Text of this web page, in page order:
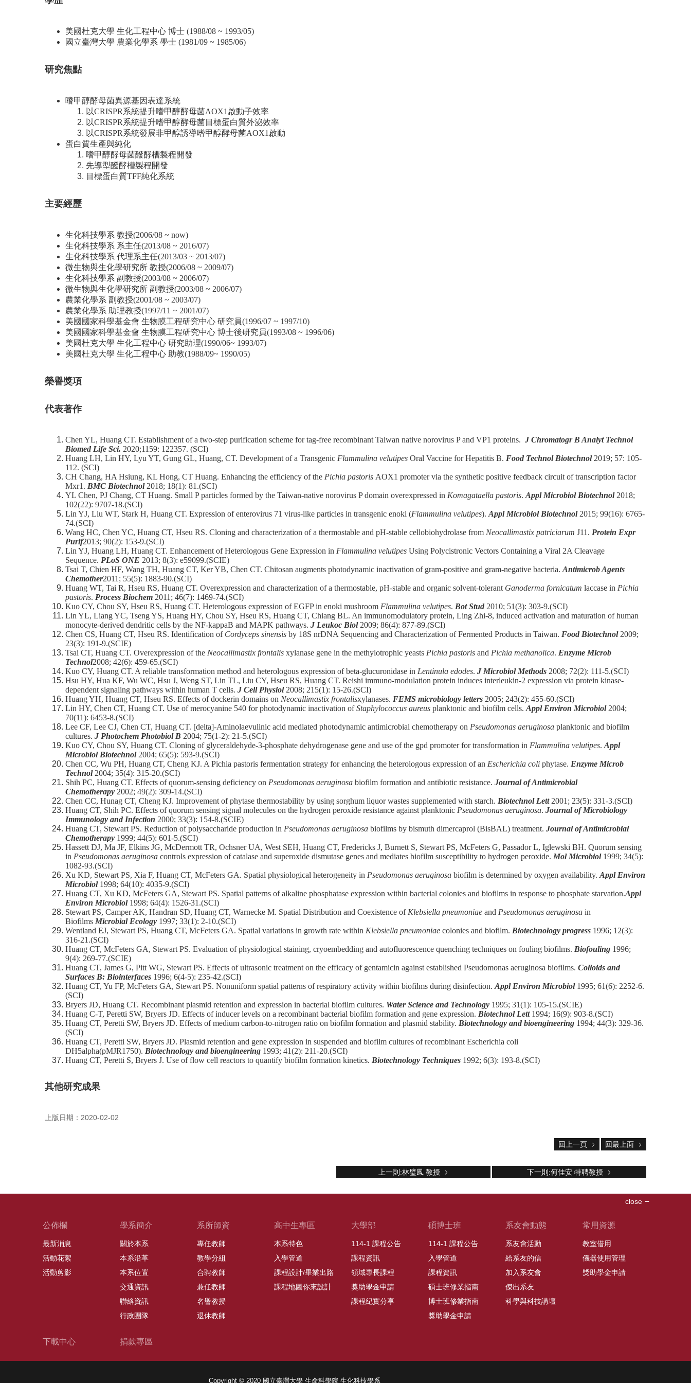
美國杜克大學 生化工程中心 博士 (1988/08 ~ 1993/05)
國立臺灣大學 農業化學系 學士 (1981/09 ~ 1985/06)
研究焦點
嗜甲醇酵母菌異源基因表達系統
以CRISPR系統提升嗜甲醇酵母菌AOX1啟動子效率
以CRISPR系統提升嗜甲醇酵母菌目標蛋白質外泌效率
以CRISPR系統發展非甲醇誘導嗜甲醇酵母菌AOX1啟動
蛋白質生產與純化
嗜甲醇酵母菌醱酵槽製程開發
先導型醱酵槽製程開發
目標蛋白質TFF純化系統
主要經歷
生化科技學系 教授(2006/08 ~ now)
生化科技學系 系主任(2013/08 ~ 2016/07)
生化科技學系 代理系主任(2013/03 ~ 2013/07)
微生物與生化學研究所 教授(2006/08 ~ 2009/07)
生化科技學系 副教授(2003/08 ~ 2006/07)
微生物與生化學研究所 副教授(2003/08 ~ 2006/07)
農業化學系 副教授(2001/08 ~ 2003/07)
農業化學系 助理教授(1997/11 ~ 2001/07)
美國國家科學基金會 生物膜工程研究中心 研究員(1996/07 ~ 1997/10)
美國國家科學基金會 生物膜工程研究中心 博士後研究員(1993/08 ~ 1996/06)
美國杜克大學 生化工程中心 研究助理(1990/06~ 1993/07)
美國杜克大學 生化工程中心 助教(1988/09~ 1990/05)
榮譽獎項
代表著作
Chen YL, Huang CT. Establishment of a two-step purification scheme for tag-free recombinant Taiwan native norovirus P and VP1 proteins. J Chromatogr B Analyt Technol
Biomed Life Sci. 2020;1159: 122357. (SCI)
Huang LH, Lin HY, Lyu YT, Gung GL, Huang, CT. Development of a Transgenic Flammulina velutipes Oral Vaccine for Hepatitis B. Food Technol Biotechnol 2019; 57: 105-
112. (SCI)
CH Chang, HA Hsiung, KL Hong, CT Huang. Enhancing the efficiency of the Pichia pastoris AOX1 promoter via the synthetic positive feedback circuit of transcription factor
Mxr1. BMC Biotechnol2018; 18(1): 81.(SCI)
YL Chen, PJ Chang, CT Huang. Small P particles formed by the Taiwan-native norovirus P domain overexpressed in Komagataella pastoris. Appl Microbiol Biotechnol2018;
102(22): 9707-18.(SCI)
Lin YJ, Liu WT, Stark H, Huang CT. Expression of enterovirus 71 virus-like particles in transgenic enoki (Flammulina velutipes). Appl Microbiol Biotechnol2015; 99(16): 6765-
74.(SCI)
Wang HC, Chen YC, Huang CT, Hseu RS. Cloning and characterization of a thermostable and pH-stable cellobiohydrolase from Neocallimastix patriciarum J11. Protein Expr
Purif2013; 90(2): 153-9.(SCI)
Lin YJ, Huang LH, Huang CT. Enhancement of Heterologous Gene Expression in Flammulina velutipes Using Polycistronic Vectors Containing a Viral 2A Cleavage
Sequence. PLoS ONE 2013; 8(3): e59099.(SCIE)
Tsai T, Chien HF, Wang TH, Huang CT, Ker YB, Chen CT. Chitosan augments photodynamic inactivation of gram-positive and gram-negative bacteria. Antimicrob Agents
Chemother2011; 55(5): 1883-90.(SCI)
Huang WT, Tai R, Hseu RS, Huang CT. Overexpression and characterization of a thermostable, pH-stable and organic solvent-tolerant Ganoderma fornicatum laccase in Pichia
pastoris. Process Biochem 2011; 46(7): 1469-74.(SCI)
Kuo CY, Chou SY, Hseu RS, Huang CT. Heterologous expression of EGFP in enoki mushroom Flammulina velutipes. Bot Stud 2010; 51(3): 303-9.(SCI)
Lin YL, Liang YC, Tseng YS, Huang HY, Chou SY, Hseu RS, Huang CT, Chiang BL. An immunomodulatory protein, Ling Zhi-8, induced activation and maturation of human
monocyte-derived dendritic cells by the NF-kappaB and MAPK pathways. J Leukoc Biol2009; 86(4): 877-89.(SCI)
Chen CS, Huang CT, Hseu RS. Identification of Cordyceps sinensis by 18S nrDNA Sequencing and Characterization of Fermented Products in Taiwan. Food Biotechnol2009;
23(3): 191-9.(SCIE)
Tsai CT, Huang CT. Overexpression of the Neocallimastix frontalis xylanase gene in the methylotrophic yeasts Pichia pastoris and Pichia methanolica. Enzyme Microb
Technol2008; 42(6): 459-65.(SCI)
Kuo CY, Huang CT. A reliable transformation method and heterologous expression of beta-glucuronidase in Lentinula edodes. J Microbiol Methods 2008; 72(2): 111-5.(SCI)
Hsu HY, Hua KF, Wu WC, Hsu J, Weng ST, Lin TL, Liu CY, Hseu RS, Huang CT. Reishi immuno-modulation protein induces interleukin-2 expression via protein kinase-
dependent signaling pathways within human T cells. J Cell Physiol2008; 215(1): 15-26.(SCI)
Huang YH, Huang CT, Hseu RS. Effects of dockerin domains on Neocallimastix frontalisxylanases. FEMS microbiology letters 2005; 243(2): 455-60.(SCI)
Lin HY, Chen CT, Huang CT. Use of merocyanine 540 for photodynamic inactivation ofStaphylococcus aureus planktonic and biofilm cells. Appl Environ Microbiol2004;
70(11): 6453-8.(SCI)
Lee CF, Lee CJ, Chen CT, Huang CT. [delta]-Aminolaevulinic acid mediated photodynamic antimicrobial chemotherapy on Pseudomonas aeruginosa planktonic and biofilm
cultures. J Photochem Photobiol B 2004; 75(1-2): 21-5.(SCI)
Kuo CY, Chou SY, Huang CT. Cloning of glyceraldehyde-3-phosphate dehydrogenase gene and use of the gpd promoter for transformation in Flammulina velutipes. Appl
Microbiol Biotechnol2004; 65(5): 593-9.(SCI)
Chen CC, Wu PH, Huang CT, Cheng KJ. A Pichia pastoris fermentation strategy for enhancing the heterologous expression of an Escherichia coli phytase. Enzyme Microb
Technol2004; 35(4): 315-20.(SCI)
Shih PC, Huang CT. Effects of quorum-sensing deficiency on Pseudomonas aeruginosa biofilm formation and antibiotic resistance. Journal of Antimicrobial
Chemotherapy 2002; 49(2): 309-14.(SCI)
Chen CC, Hunag CT, Cheng KJ. Improvement of phytase thermostability by using sorghum liquor wastes supplemented with starch. Biotechnol Lett2001; 23(5): 331-3.(SCI)
Huang CT, Shih PC. Effects of quorum sensing signal molecules on the hydrogen peroxide resistance against planktonic Pseudomonas aeruginosa. Journal of Microbiology
Immunology and Infection 2000; 33(3): 154-8.(SCIE)
Huang CT, Stewart PS. Reduction of polysaccharide production in Pseudomonas aeruginosa biofilms by bismuth dimercaprol (BisBAL) treatment. Journal of Antimicrobial
Chemotherapy 1999; 44(5): 601-5.(SCI)
Hassett DJ, Ma JF, Elkins JG, McDermott TR, Ochsner UA, West SEH, Huang CT, Fredericks J, Burnett S, Stewart PS, McFeters G, Passador L, Iglewski BH. Quorum sensing
in Pseudomonas aeruginosa controls expression of catalase and superoxide dismutase genes and mediates biofilm susceptibility to hydrogen peroxide. Mol Microbiol1999; 34(5):
1082-93.(SCI)
Xu KD, Stewart PS, Xia F, Huang CT, McFeters GA. Spatial physiological heterogeneity in Pseudomonas aeruginosa biofilm is determined by oxygen availability. Appl Environ
Microbiol1998; 64(10): 4035-9.(SCI)
Huang CT, Xu KD, McFeters GA, Stewart PS. Spatial patterns of alkaline phosphatase expression within bacterial colonies and biofilms in response to phosphate starvation.Appl
Environ Microbiol1998; 64(4): 1526-31.(SCI)
Stewart PS, Camper AK, Handran SD, Huang CT, Warnecke M. Spatial Distribution and Coexistence of Klebsiella pneumoniae and Pseudomonas aeruginosa in
Biofilms Microbial Ecology 1997; 33(1): 2-10.(SCI)
Wentland EJ, Stewart PS, Huang CT, McFeters GA. Spatial variations in growth rate within Klebsiella pneumoniae colonies and biofilm. Biotechnology progress 1996; 12(3):
316-21.(SCI)
Huang CT, McFeters GA, Stewart PS. Evaluation of physiological staining, cryoembedding and autofluorescence quenching techniques on fouling biofilms. Biofouling 1996;
9(4): 269-77.(SCIE)
Huang CT, James G, Pitt WG, Stewart PS. Effects of ultrasonic treatment on the efficacy of gentamicin against established Pseudomonas aeruginosa biofilms. Colloids and
Surfaces B: Biointerfaces 1996; 6(4-5): 235-42.(SCI)
Huang CT, Yu FP, McFeters GA, Stewart PS. Nonuniform spatial patterns of respiratory activity within biofilms during disinfection. Appl Environ Microbiol1995; 61(6): 2252-6.
(SCI)
Bryers JD, Huang CT. Recombinant plasmid retention and expression in bacterial biofilm cultures. Water Science and Technology 1995; 31(1): 105-15.(SCIE)
Huang C-T, Peretti SW, Bryers JD. Effects of inducer levels on a recombinant bacterial biofilm formation and gene expression. Biotechnol Lett1994; 16(9): 903-8.(SCI)
Huang CT, Peretti SW, Bryers JD. Effects of medium carbon-to-nitrogen ratio on biofilm formation and plasmid stability. Biotechnology and bioengineering 1994; 44(3): 329-36.
(SCI)
Huang CT, Peretti SW, Bryers JD. Plasmid retention and gene expression in suspended and biofilm cultures of recombinant Escherichia coli
DH5alpha(pMJR1750). Biotechnology and bioengineering 1993; 41(2): 211-20.(SCI)
Huang CT, Peretti S, Bryers J. Use of flow cell reactors to quantify biofilm formation kinetics. Biotechnology Techniques 1992; 6(3): 193-8.(SCI)
其他研究成果
上版日期：2020-02-02
回上一頁 回最上面
上一則:林璧鳳 教授 下一則:何佳安 特聘教授
close
公佈欄
最新消息
活動花絮
活動剪影
學系簡介
關於本系
本系沿革
本系位置
交通資訊
聯絡資訊
行政團隊
系所師資
專任教師
教學分組
合聘教師
兼任教師
名譽教授
退休教師
高中生專區
本系特色
入學管道
課程設計/畢業出路
課程地圖你來設計
大學部
114-1 課程公告
課程資訊
領域專長課程
獎助學金申請
課程紀實分享
碩博士班
114-1 課程公告
入學管道
課程資訊
碩士班修業指南
博士班修業指南
獎助學金申請
系友會動態
系友會活動
給系友的信
加入系友會
傑出系友
科學與科技講壇
常用資源
教室借用
儀器使用管理
獎助學金申請
下載中心 捐款專區
Copyright © 2020 國立臺灣大學 生命科學院 生化科技學系